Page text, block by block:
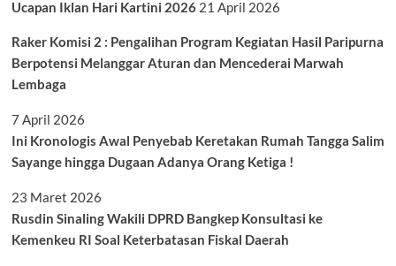
Ucapan Iklan Hari Kartini 2026 21 April 2026
Raker Komisi 2 : Pengalihan Program Kegiatan Hasil Paripurna
Berpotensi Melanggar Aturan dan Mencederai Marwah
Lembaga
7 April 2026
Ini Kronologis Awal Penyebab Keretakan Rumah Tangga Salim
Sayange hingga Dugaan Adanya Orang Ketiga !
23 Maret 2026
Rusdin Sinaling Wakili DPRD Bangkep Konsultasi ke
Kemenkeu RI Soal Keterbatasan Fiskal Daerah